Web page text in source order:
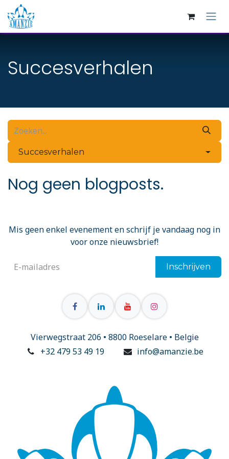
Overslaan naar inhoud
Succesverhalen
Succesverhalen
Nog geen blogposts.
Mis geen enkel evenement en schrijf je vandaag nog in
voor onze nieuwsbrief!
Inschrijven
Vierwegstraat 206 • 8800 Roeselare • Belgie
+32 479 53 49 19
info@amanzie.be